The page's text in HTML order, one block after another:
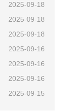
2025-09-18
2025-09-18
2025-09-18
2025-09-16
2025-09-16
2025-09-16
2025-09-15